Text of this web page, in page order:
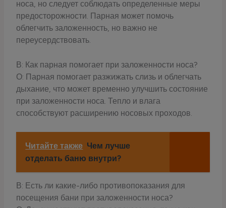
носа, но следует соблюдать определенные меры
предосторожности. Парная может помочь
облегчить заложенность, но важно не
переусердствовать.
В: Как парная помогает при заложенности носа?
О: Парная помогает разжижать слизь и облегчать
дыхание, что может временно улучшить состояние
при заложенности носа. Тепло и влага
способствуют расширению носовых проходов.
Читайте также Чем лучше
отделать баню внутри?
В: Есть ли какие-либо противопоказания для
посещения бани при заложенности носа?